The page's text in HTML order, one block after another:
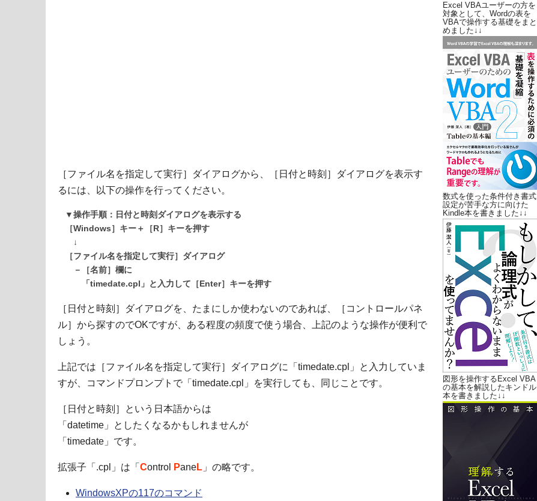
［ファイル名を指定して実行］ダイアログから、［日付と時刻］ダイアログを表示す
るには、以下の操作を行ってください。
▼操作手順：日付と時刻ダイアログを表示する
［Windows］キー＋［R］キーを押す
↓
［ファイル名を指定して実行］ダイアログ
－［名前］欄に
「timedate.cpl」と入力して［Enter］キーを押す
［日付と時刻］ダイアログを、たまにしか使わないのであれば、［コントロールパネ
ル］から探すのでOKですが、ある程度の頻度で使う場合、上記のような操作が便利で
しょう。
上記では［ファイル名を指定して実行］ダイアログに「timedate.cpl」と入力していま
すが、コマンドプロンプトで「timedate.cpl」を実行しても、同じことです。
［日付と時刻］という日本語からは
「datetime」としたくなるかもしれませんが
「timedate」です。
拡張子「.cpl」は「 Control PaneL 」の略です。
WindowsXPの117のコマンド
Excel VBAユーザーの方を
対象として、Wordの表を
VBAで操作する基礎をまと
めました↓↓
数式を使った条件付き書式
設定が苦手な方に向けた
Kindle本を書きました↓↓
図形を操作するExcel VBA
の基本を解説したキンドル
本を書きました↓↓